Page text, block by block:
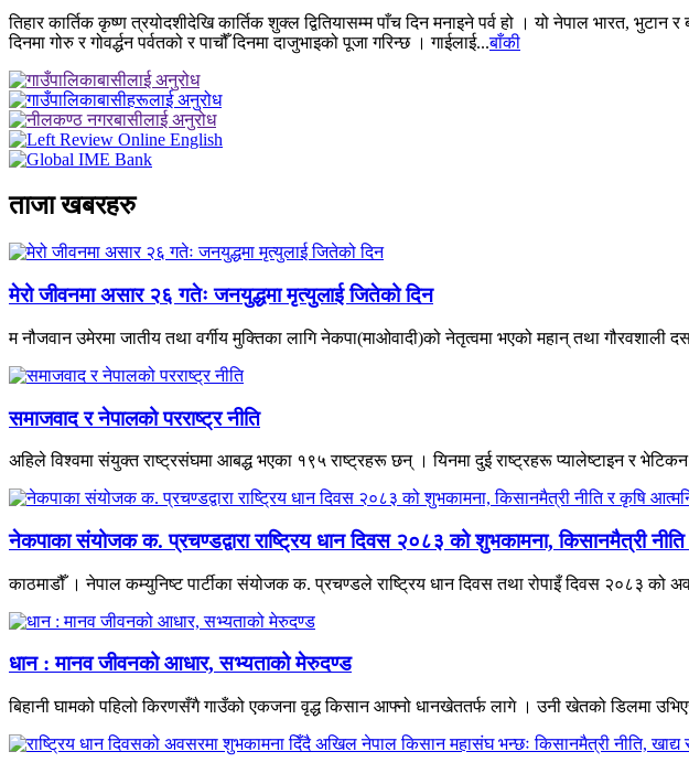
तिहार कार्तिक कृष्ण त्रयोदशीदेखि कार्तिक शुक्ल द्वितियासम्म पाँच दिन मनाइने पर्व हो । यो नेपाल भारत, भुटान
दिनमा गोरु र गोवर्द्धन पर्वतको र पाचौँ दिनमा दाजुभाइको पूजा गरिन्छ । गाईलाई...बाँकी
ताजा खबरहरु
मेरो जीवनमा असार २६ गतेः जनयुद्धमा मृत्युलाई जितेको दिन
म नौजवान उमेरमा जातीय तथा वर्गीय मुक्तिका लागि नेकपा(माओवादी)को नेतृत्वमा भएको महान् तथा गौरवशाली
समाजवाद र नेपालको परराष्ट्र नीति
अहिले विश्वमा संयुक्त राष्ट्रसंघमा आबद्ध भएका १९५ राष्ट्रहरू छन् । यिनमा दुई राष्ट्रहरू प्यालेष्टाइन र
नेकपाका संयोजक क. प्रचण्डद्वारा राष्ट्रिय धान दिवस २०८३ को शुभकामना, किसानमैत्री नीति
काठमाडौँ । नेपाल कम्युनिष्ट पार्टीका संयोजक क. प्रचण्डले राष्ट्रिय धान दिवस तथा रोपाइँ दिवस २०८३ को
धान : मानव जीवनको आधार, सभ्यताको मेरुदण्ड
बिहानी घामको पहिलो किरणसँगै गाउँको एकजना वृद्ध किसान आफ्नो धानखेततर्फ लागे । उनी खेतको डिलमा